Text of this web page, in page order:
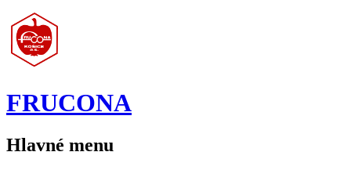
Jump to navigation
FRUCONA
Hlavné menu